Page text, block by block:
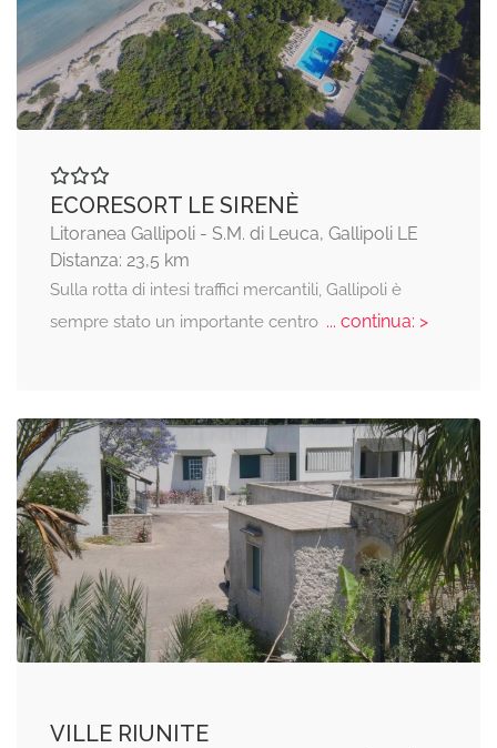
ECORESORT LE SIRENÈ
Litoranea Gallipoli - S.M. di Leuca, Gallipoli LE
Distanza: 23,5 km
Sulla rotta di intesi traffici mercantili, Gallipoli è
sempre stato un importante centro... continua: >
VILLE RIUNITE